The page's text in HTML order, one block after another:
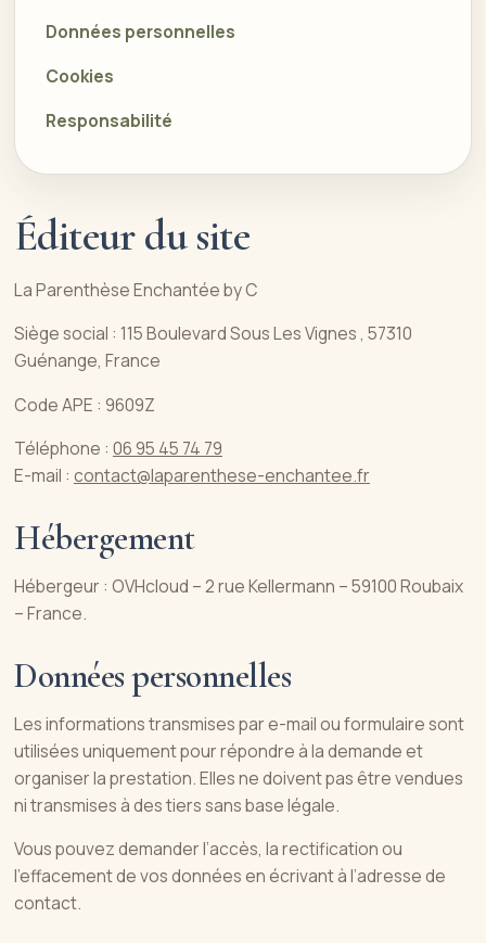
Données personnelles
Cookies
Responsabilité
Éditeur du site
La Parenthèse Enchantée by C
Siège social : 115 Boulevard Sous Les Vignes , 57310
Guénange, France
Code APE : 9609Z
Téléphone : 06 95 45 74 79
E-mail : contact@laparenthese-enchantee.fr
Hébergement
Hébergeur : OVHcloud – 2 rue Kellermann – 59100 Roubaix
– France.
Données personnelles
Les informations transmises par e-mail ou formulaire sont
utilisées uniquement pour répondre à la demande et
organiser la prestation. Elles ne doivent pas être vendues
ni transmises à des tiers sans base légale.
Vous pouvez demander l’accès, la rectification ou
l’effacement de vos données en écrivant à l’adresse de
contact.